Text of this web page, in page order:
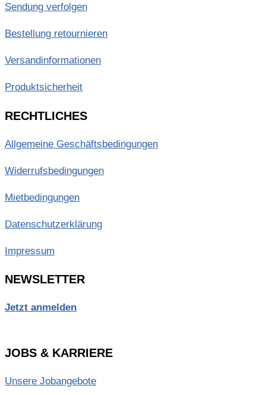
Sendung verfolgen
Bestellung retournieren
Versandinformationen
Produktsicherheit
RECHTLICHES
Allgemeine Geschäftsbedingungen
Widerrufsbedingungen
Mietbedingungen
Datenschutzerklärung
Impressum
NEWSLETTER
Jetzt anmelden
JOBS & KARRIERE
Unsere Jobangebote